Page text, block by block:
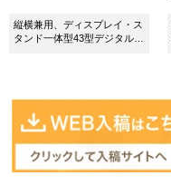
縦横兼用、ディスプレイ・ス
タンド一体型43型デジタルサ